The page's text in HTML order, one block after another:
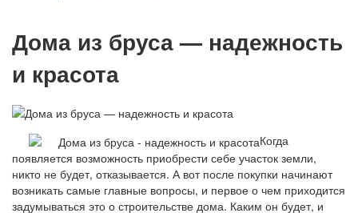
Дома из бруса — надежность
и красота
Когда
появляется возможность приобрести себе участок земли,
никто не будет, отказывается. А вот после покупки начинают
возникать самые главные вопросы, и первое о чем приходится
задумываться это о строительстве дома. Каким он будет, и